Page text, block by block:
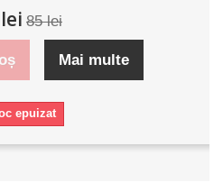
85 lei
Mai multe
epuizat